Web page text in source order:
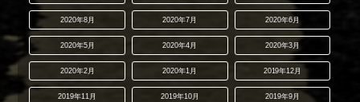
2020年8月 2020年7月 2020年6月
2020年5月 2020年4月 2020年3月
2020年2月 2020年1月 2019年12月
2019年11月 2019年10月 2019年9月